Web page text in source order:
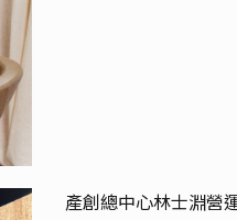
產創總中心林士淵營